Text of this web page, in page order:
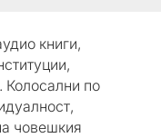
книги,
Колосални по
човешкия